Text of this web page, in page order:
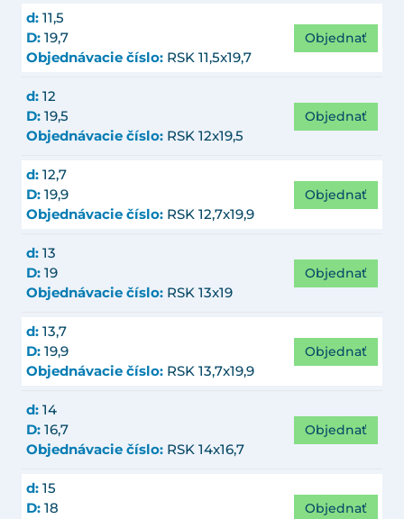
d: 11,5
D: 19,7
Objednávacie číslo: RSK 11,5x19,7
Objednať
d: 12
D: 19,5
Objednávacie číslo: RSK 12x19,5
Objednať
d: 12,7
D: 19,9
Objednávacie číslo: RSK 12,7x19,9
Objednať
d: 13
D: 19
Objednávacie číslo: RSK 13x19
Objednať
d: 13,7
D: 19,9
Objednávacie číslo: RSK 13,7x19,9
Objednať
d: 14
D: 16,7
Objednávacie číslo: RSK 14x16,7
Objednať
d: 15
D: 18
Objednať